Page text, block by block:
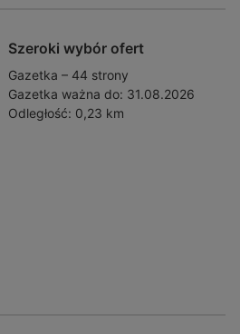
Szeroki wybór ofert
Gazetka – 44 strony
Gazetka ważna do: 31.08.2026
Odległość: 0,23 km